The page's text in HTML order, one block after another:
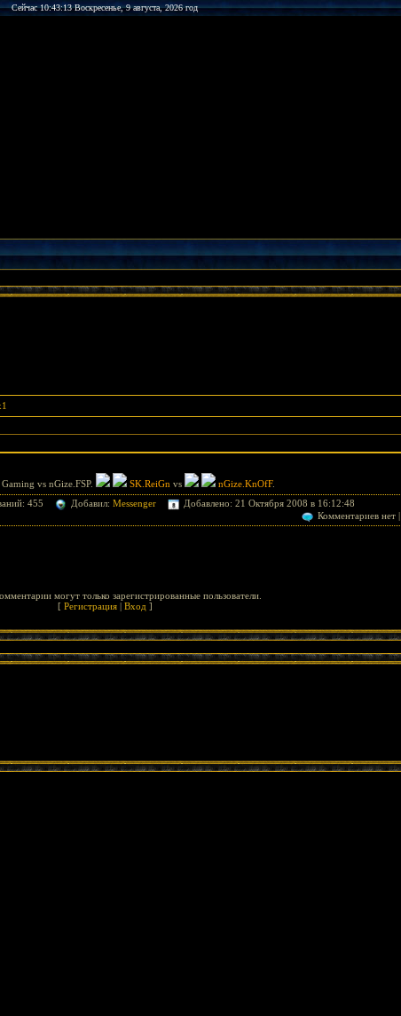
Сейчас 10:43:13 Воскресенье, 9 августа, 2026 год
vs nGize.FSP. SK.ReiGn vs nGize.KnOfF.
455 Добавил: Messenger
Добавлено: 21 Октября 2008 в 16:12:48
Комментариев нет |
могут только зарегистрированные пользователи.
[ Регистрация| Вход ]